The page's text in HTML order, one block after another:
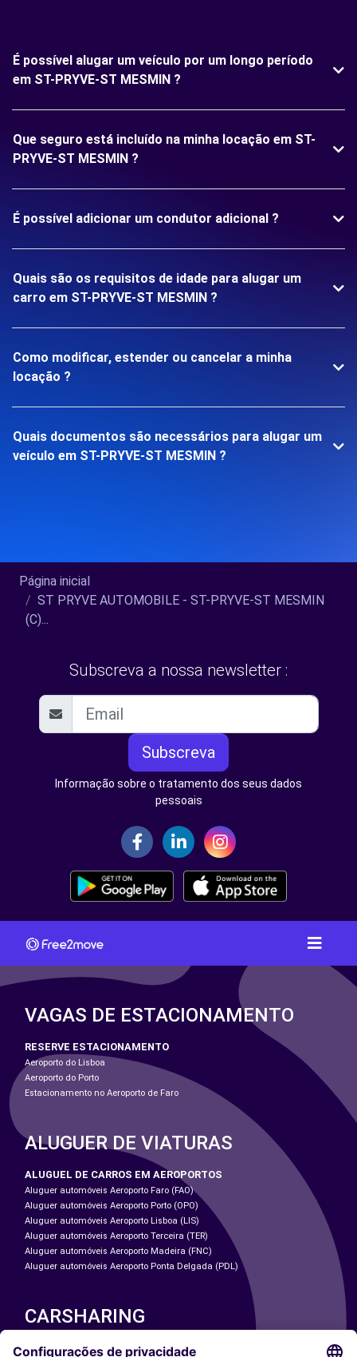
É possível alugar um veículo por um longo período
em ST-PRYVE-ST MESMIN ?
Que seguro está incluído na minha locação em ST-
PRYVE-ST MESMIN ?
É possível adicionar um condutor adicional ?
Quais são os requisitos de idade para alugar um
carro em ST-PRYVE-ST MESMIN ?
Como modificar, estender ou cancelar a minha
locação ?
Quais documentos são necessários para alugar um
veículo em ST-PRYVE-ST MESMIN ?
Página inicial
ST PRYVE AUTOMOBILE - ST-PRYVE-ST MESMIN
(C)...
Subscreva a nossa newsletter :
Subscreva
Informação sobre o tratamento dos seus dados
pessoais
VAGAS DE ESTACIONAMENTO
RESERVE ESTACIONAMENTO
Aeroporto do Lisboa
Aeroporto do Porto
Estacionamento no Aeroporto de Faro
ALUGUER DE VIATURAS
ALUGUEL DE CARROS EM AEROPORTOS
Aluguer automóveis Aeroporto Faro (FAO)
Aluguer automóveis Aeroporto Porto (OPO)
Aluguer automóveis Aeroporto Lisboa (LIS)
Aluguer automóveis Aeroporto Terceira (TER)
Aluguer automóveis Aeroporto Madeira (FNC)
Aluguer automóveis Aeroporto Ponta Delgada (PDL)
CARSHARING
NOSSAS CIDADES